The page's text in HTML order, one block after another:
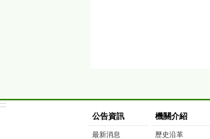
:::
公告資訊
最新消息
機關介紹
歷史沿革